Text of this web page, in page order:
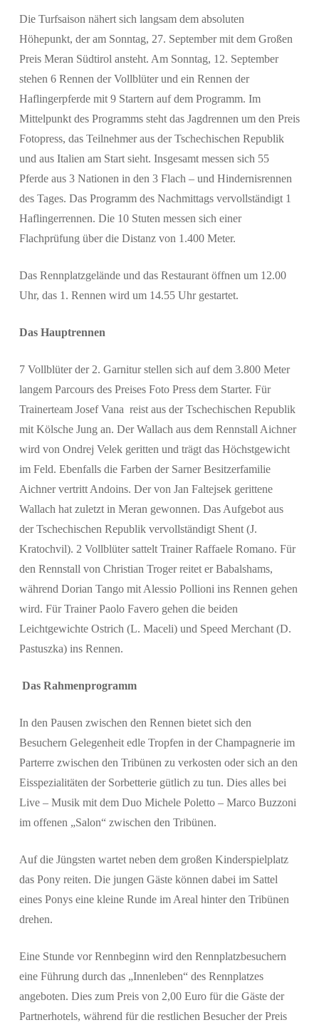
Die Turfsaison nähert sich langsam dem absoluten
Höhepunkt, der am Sonntag, 27. September mit dem Großen
Preis Meran Südtirol ansteht. Am Sonntag, 12. September
stehen 6 Rennen der Vollblüter und ein Rennen der
Haflingerpferde mit 9 Startern auf dem Programm. Im
Mittelpunkt des Programms steht das Jagdrennen um den Preis
Fotopress, das Teilnehmer aus der Tschechischen Republik
und aus Italien am Start sieht. Insgesamt messen sich 55
Pferde aus 3 Nationen in den 3 Flach – und Hindernisrennen
des Tages. Das Programm des Nachmittags vervollständigt 1
Haflingerrennen. Die 10 Stuten messen sich einer
Flachprüfung über die Distanz von 1.400 Meter.
Das Rennplatzgelände und das Restaurant öffnen um 12.00
Uhr, das 1. Rennen wird um 14.55 Uhr gestartet.
Das Hauptrennen
7 Vollblüter der 2. Garnitur stellen sich auf dem 3.800 Meter
langem Parcours des Preises Foto Press dem Starter. Für
Trainerteam Josef Vana reist aus der Tschechischen Republik
mit Kölsche Jung an. Der Wallach aus dem Rennstall Aichner
wird von Ondrej Velek geritten und trägt das Höchstgewicht
im Feld. Ebenfalls die Farben der Sarner Besitzerfamilie
Aichner vertritt Andoins. Der von Jan Faltejsek gerittene
Wallach hat zuletzt in Meran gewonnen. Das Aufgebot aus
der Tschechischen Republik vervollständigt Shent (J.
Kratochvil). 2 Vollblüter sattelt Trainer Raffaele Romano. Für
den Rennstall von Christian Troger reitet er Babalshams,
während Dorian Tango mit Alessio Pollioni ins Rennen gehen
wird. Für Trainer Paolo Favero gehen die beiden
Leichtgewichte Ostrich (L. Maceli) und Speed Merchant (D.
Pastuszka) ins Rennen.
Das Rahmenprogramm
In den Pausen zwischen den Rennen bietet sich den
Besuchern Gelegenheit edle Tropfen in der Champagnerie im
Parterre zwischen den Tribünen zu verkosten oder sich an den
Eisspezialitäten der Sorbetterie gütlich zu tun. Dies alles bei
Live – Musik mit dem Duo Michele Poletto – Marco Buzzoni
im offenen „Salon“ zwischen den Tribünen.
Auf die Jüngsten wartet neben dem großen Kinderspielplatz
das Pony reiten. Die jungen Gäste können dabei im Sattel
eines Ponys eine kleine Runde im Areal hinter den Tribünen
drehen.
Eine Stunde vor Rennbeginn wird den Rennplatzbesuchern
eine Führung durch das „Innenleben“ des Rennplatzes
angeboten. Dies zum Preis von 2,00 Euro für die Gäste der
Partnerhotels, während für die restlichen Besucher der Preis